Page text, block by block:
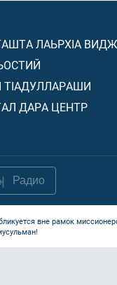
ЛАЬРХIА
ТIАДУЛЛАРАШИ
ДАРА ЦЕНТР
Радио
вне рамок